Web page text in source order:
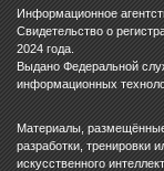
Информационное
Свидетельство о
2024 года.
Выдано Федеральной
информационных
Материалы,
разработки, тренировки
искусственного